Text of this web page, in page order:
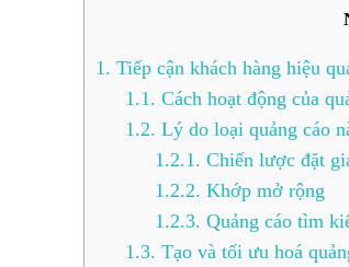
1. Tiếp cận khách hàng hiệu
1.1. Cách hoạt động của
1.2. Lý do loại quảng cáo
1.2.1. Chiến lược đặt
1.2.2. Khớp mở rộng
1.2.3. Quảng cáo tìm
1.3. Tạo và tối ưu hoá